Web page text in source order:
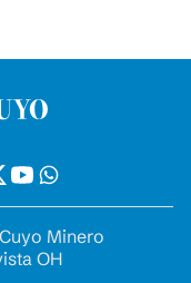
Cuyo Minero
OH